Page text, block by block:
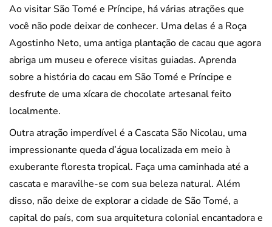
Ao visitar São Tomé e Príncipe, há várias atrações que
você não pode deixar de conhecer. Uma delas é a Roça
Agostinho Neto, uma antiga plantação de cacau que agora
abriga um museu e oferece visitas guiadas. Aprenda
sobre a história do cacau em São Tomé e Príncipe e
desfrute de uma xícara de chocolate artesanal feito
localmente.
Outra atração imperdível é a Cascata São Nicolau, uma
impressionante queda d’água localizada em meio à
exuberante floresta tropical. Faça uma caminhada até a
cascata e maravilhe-se com sua beleza natural. Além
disso, não deixe de explorar a cidade de São Tomé, a
capital do país, com sua arquitetura colonial encantadora e